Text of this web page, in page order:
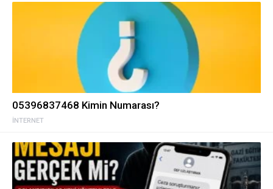
İNTERNET
05396837468 Kimin Numarası?